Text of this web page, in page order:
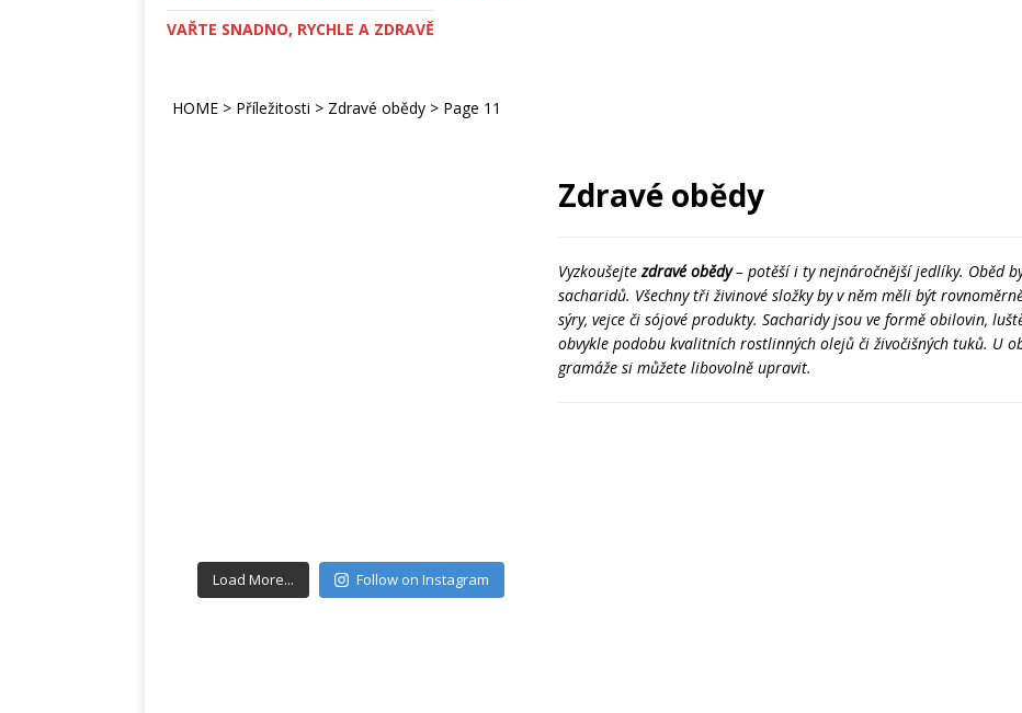
VAŘTE SNADNO, RYCHLE A ZDRAVĚ
HOME > Příležitosti > Zdravé obědy > Page 11
Zdravé obědy
Vyzkoušejtezdravé obědy– potěší i ty nejnáročnější jedlíky. Oběd
sacharidů. Všechny tři živinové složky by v něm měli být
sýry, vejce či sójové produkty. Sacharidy jsou ve formě obilovin,
obvykle podobu kvalitních rostlinných olejů či živočišných tuků. U
gramáže si můžete libovolně upravit.
Load More... Follow on Instagram